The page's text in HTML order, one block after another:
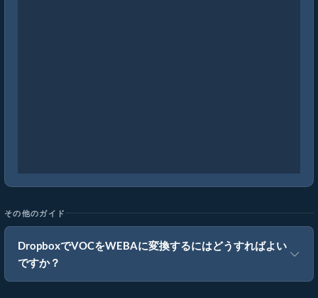
その他のガイド
DropboxでVOCをWEBAに変換するにはどうすればよい
ですか？